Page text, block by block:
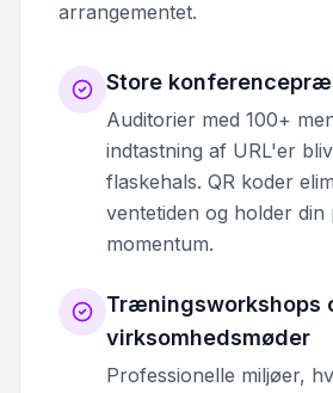
arrangementet.
Store
Auditorier med 100+
indtastning af URL'er
flaskehals. QR koder
ventetiden og holder
momentum.
Træningsworkshops
virksomhedsmøder
Professionelle miljøer,